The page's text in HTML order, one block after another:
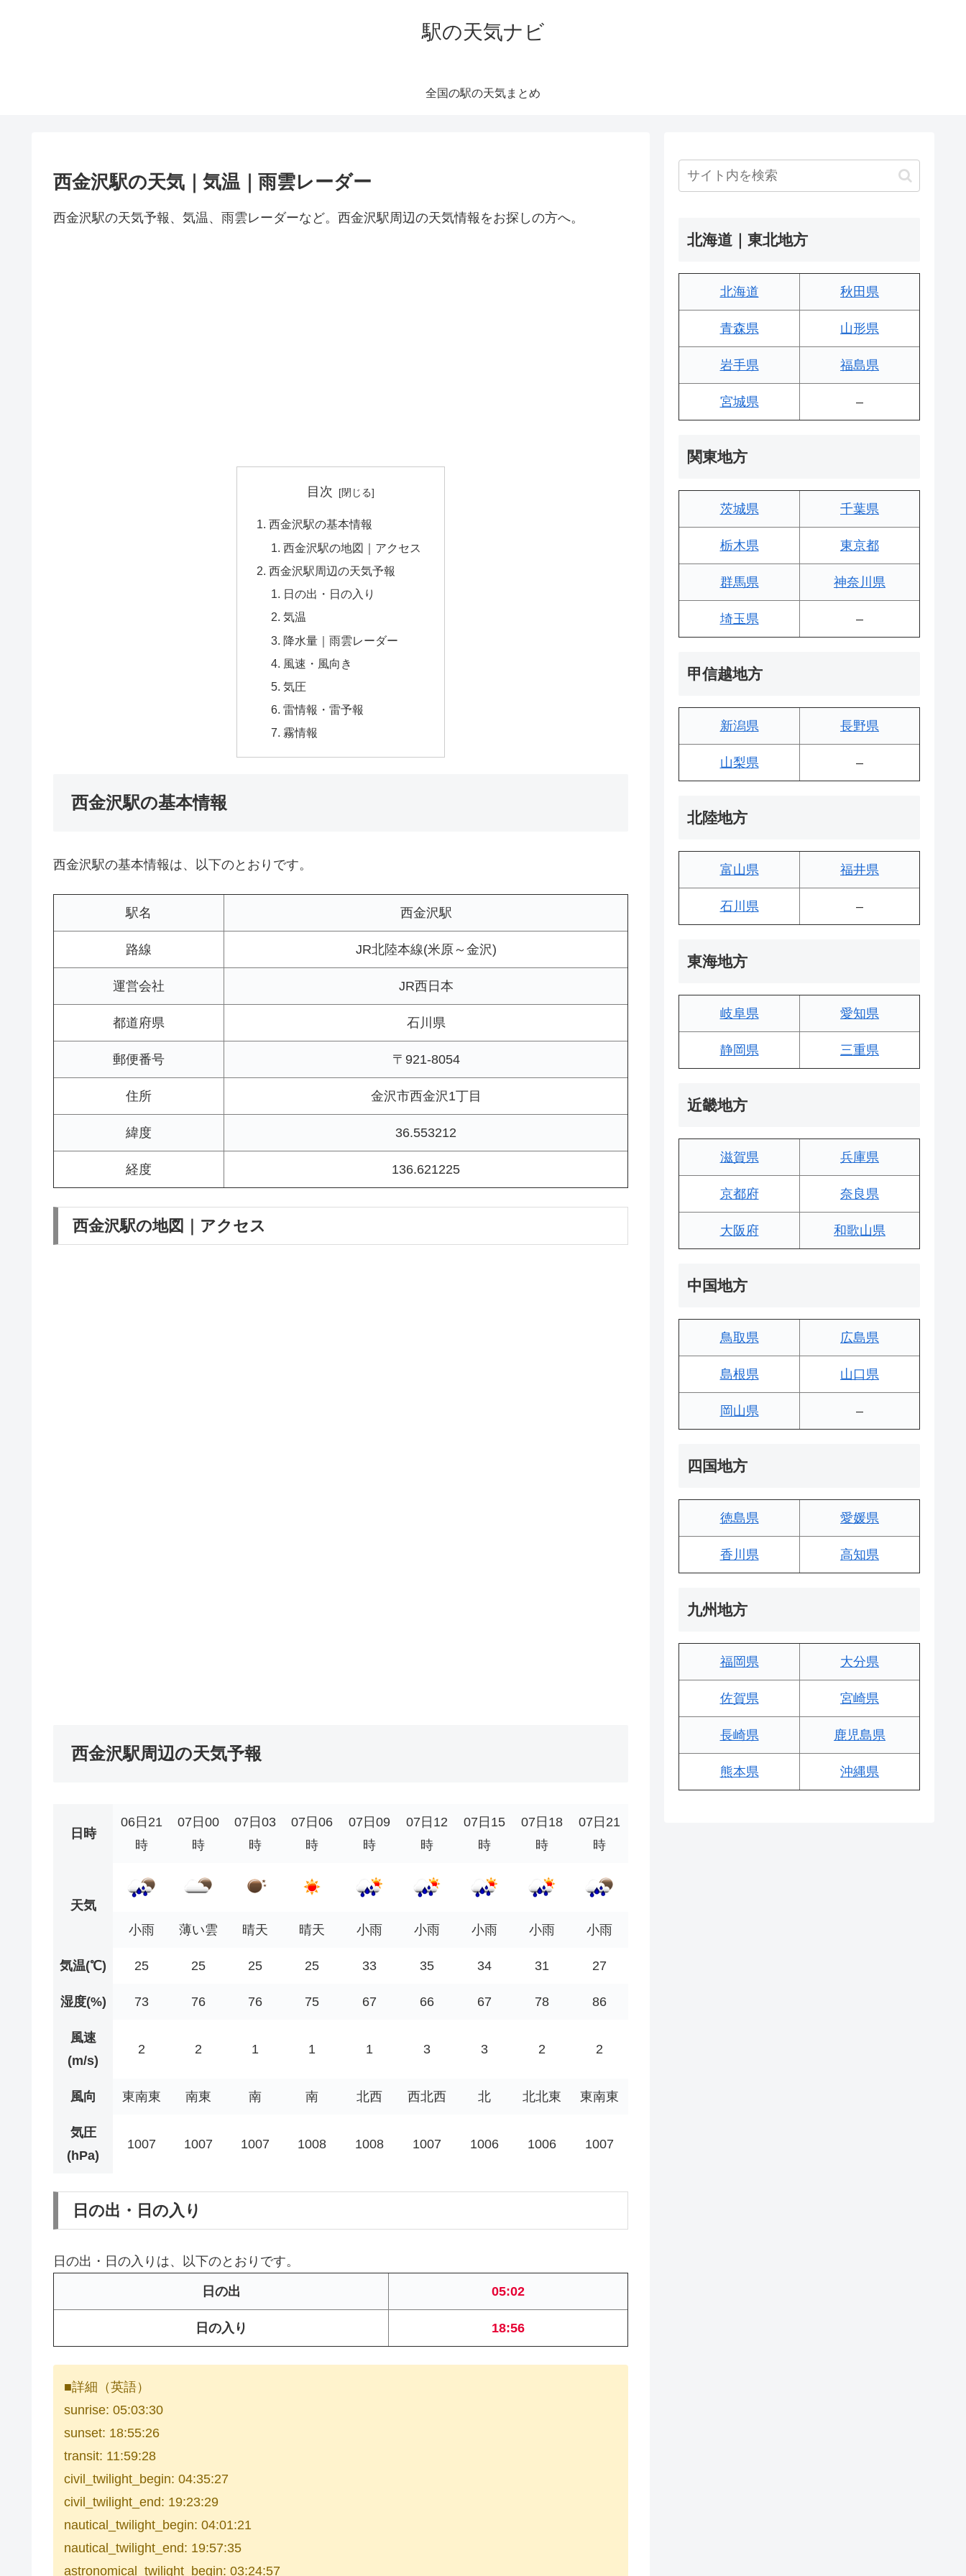
駅の天気ナビ
全国の駅の天気まとめ
西金沢駅の天気｜気温｜雨雲レーダー
西金沢駅の天気予報、気温、雨雲レーダーなど。西金沢駅周辺の天気情報をお探しの方へ。
目次
西金沢駅の基本情報
西金沢駅の地図｜アクセス
西金沢駅周辺の天気予報
日の出・日の入り
気温
降水量｜雨雲レーダー
風速・風向き
気圧
雷情報・雷予報
霧情報
西金沢駅の基本情報
西金沢駅の基本情報は、以下のとおりです。
駅名 西金沢駅
路線 JR北陸本線(米原～金沢)
運営会社 JR西日本
都道府県 石川県
郵便番号 〒921-8054
住所 金沢市西金沢1丁目
緯度 36.553212
経度 136.621225
西金沢駅の地図｜アクセス
西金沢駅周辺の天気予報
日時
06日21
時
07日00
時
07日03
時
07日06
時
07日09
時
07日12
時
07日15
時
07日18
時
07日21
時
天気
小雨
薄い雲 晴天 晴天 小雨 小雨 小雨 小雨 小雨
気温(℃) 25 25 25 25 33 35 34 31 27
湿度(%) 73 76 76 75 67 66 67 78 86
風速
(m/s)
2 2 1 1 1 3 3 2 2
風向 東南東 南東 南 南 北西 西北西 北 北北東 東南東
気圧
(hPa)
1007 1007 1007 1008 1008 1007 1006 1006 1007
日の出・日の入り
日の出・日の入りは、以下のとおりです。
日の出 05:02
日の入り 18:56
■詳細（英語）
sunrise: 05:03:30
sunset: 18:55:26
transit: 11:59:28
civil_twilight_begin: 04:35:27
civil_twilight_end: 19:23:29
nautical_twilight_begin: 04:01:21
nautical_twilight_end: 19:57:35
astronomical_twilight_begin: 03:24:57
北海道｜東北地方
北海道 秋田県
青森県 山形県
岩手県 福島県
宮城県 –
関東地方
茨城県 千葉県
栃木県 東京都
群馬県 神奈川県
埼玉県 –
甲信越地方
新潟県 長野県
山梨県 –
北陸地方
富山県 福井県
石川県 –
東海地方
岐阜県 愛知県
静岡県 三重県
近畿地方
滋賀県 兵庫県
京都府 奈良県
大阪府 和歌山県
中国地方
鳥取県 広島県
島根県 山口県
岡山県 –
四国地方
徳島県 愛媛県
香川県 高知県
九州地方
福岡県 大分県
佐賀県 宮崎県
長崎県 鹿児島県
熊本県 沖縄県